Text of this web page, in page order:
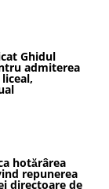
Ghidul
admiterea
hotărârea
repunerea
directoare de